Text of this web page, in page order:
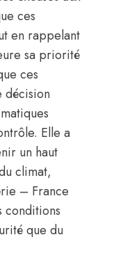
ces
en rappelant
sa priorité
ces
décision
Elle a
un haut
climat,
– France
conditions
que du